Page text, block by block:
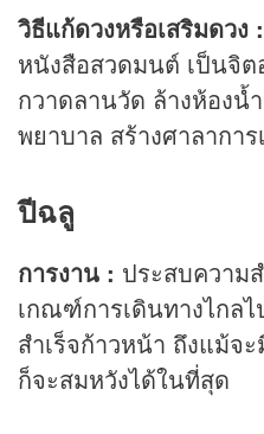
วิธีแก้ดวงหรือเสริมดวง :
หนังสือสวดมนต์ เป็นจิต
กวาดลานวัด ล้างห้องน้
พยาบาล สร้างศาลากา
ปีฉลู
การงาน : ประสบความ
เกณฑ์การเดินทางไกล
สำเร็จก้าวหน้า ถึงแม้จ
ก็จะสมหวังได้ในที่สุด